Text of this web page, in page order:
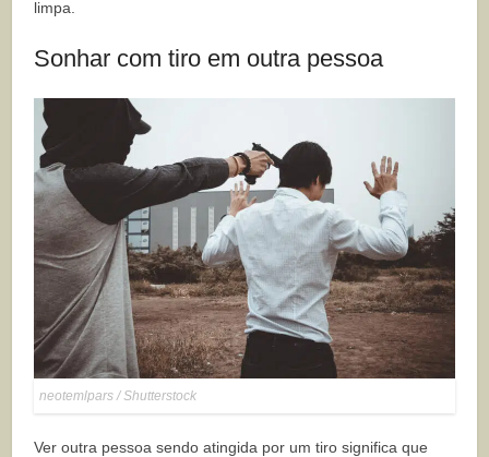
limpa.
Sonhar com tiro em outra pessoa
neotemlpars / Shutterstock
Ver outra pessoa sendo atingida por um tiro significa que